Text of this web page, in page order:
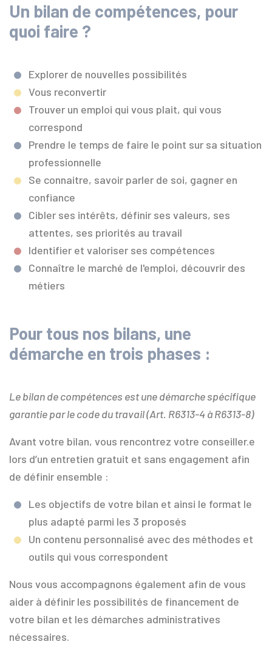
Un bilan de compétences, pour
quoi faire ?
Explorer de nouvelles possibilités
Vous reconvertir
Trouver un emploi qui vous plait, qui vous
correspond
Prendre le temps de faire le point sur sa situation
professionnelle
Se connaitre, savoir parler de soi, gagner en
confiance
Cibler ses intérêts, définir ses valeurs, ses
attentes, ses priorités au travail
Identifier et valoriser ses compétences
Connaître le marché de l'emploi, découvrir des
métiers
Pour tous nos bilans, une
démarche en trois phases :
Le bilan de compétences est une démarche spécifique
garantie par le code du travail (Art. R6313-4 à R6313-8)
Avant votre bilan, vous rencontrez votre conseiller.e
lors d’un entretien gratuit et sans engagement afin
de définir ensemble :
Les objectifs de votre bilan et ainsi le format le
plus adapté parmi les 3 proposés
Un contenu personnalisé avec des méthodes et
outils qui vous correspondent
Nous vous accompagnons également afin de vous
aider à définir les possibilités de financement de
votre bilan et les démarches administratives
nécessaires.